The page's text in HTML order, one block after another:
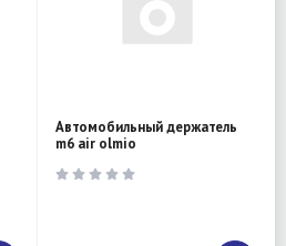
Автомобильный держатель
m6 air olmio